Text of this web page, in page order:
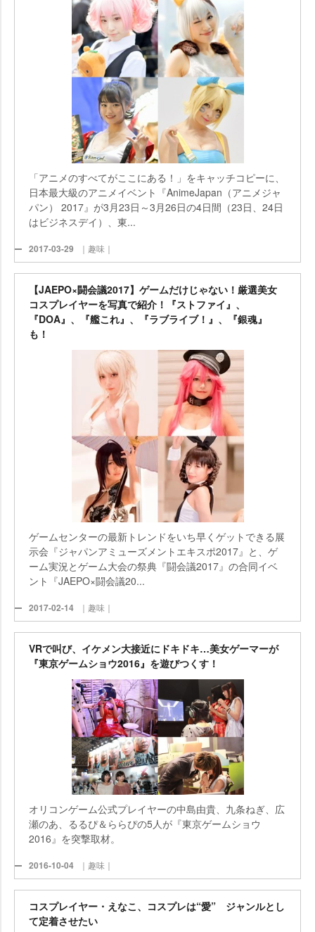
「アニメのすべてがここにある！」をキャッチコピーに、
日本最大級のアニメイベント『AnimeJapan（アニメジャ
パン） 2017』が3月23日～3月26日の4日間（23日、24日
はビジネスデイ）、東...
2017-03-29 ｜趣味｜
【JAEPO×闘会議2017】ゲームだけじゃない！厳選美女
コスプレイヤーを写真で紹介！『ストファイ』、
『DOA』、『艦これ』、『ラブライブ！』、『銀魂』
も！
ゲームセンターの最新トレンドをいち早くゲットできる展
示会『ジャパンアミューズメントエキスポ2017』と、ゲ
ーム実況とゲーム大会の祭典『闘会議2017』の合同イベ
ント『JAEPO×闘会議20...
2017-02-14 ｜趣味｜
VRで叫び、イケメン大接近にドキドキ…美女ゲーマーが
『東京ゲームショウ2016』を遊びつくす！
オリコンゲーム公式プレイヤーの中島由貴、九条ねぎ、広
瀬のあ、るるぴ＆ららぴの5人が『東京ゲームショウ
2016』を突撃取材。
2016-10-04 ｜趣味｜
コスプレイヤー・えなこ、コスプレは“愛” ジャンルとし
て定着させたい